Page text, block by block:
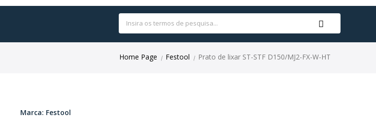
Home Page | Festool | Prato de lixar ST-STF D150/MJ2-FX-W-HT
Marca: Festool